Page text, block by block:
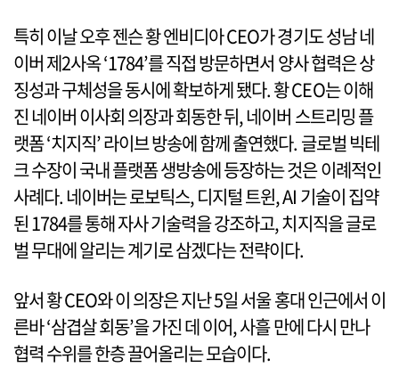
특히 이날 오후 젠슨 황 엔비디아 CEO가 경기도 성남 네
이버 제2사옥 ‘1784’를 직접 방문하면서 양사 협력은 상
징성과 구체성을 동시에 확보하게 됐다. 황 CEO는 이해
진 네이버 이사회 의장과 회동한 뒤, 네이버 스트리밍 플
랫폼 ‘치지직’ 라이브 방송에 함께 출연했다. 글로벌 빅테
크 수장이 국내 플랫폼 생방송에 등장하는 것은 이례적인
사례다. 네이버는 로보틱스, 디지털 트윈, AI 기술이 집약
된 1784를 통해 자사 기술력을 강조하고, 치지직을 글로
벌 무대에 알리는 계기로 삼겠다는 전략이다.
앞서 황 CEO와 이 의장은 지난 5일 서울 홍대 인근에서 이
른바 ‘삼겹살 회동’을 가진 데 이어, 사흘 만에 다시 만나
협력 수위를 한층 끌어올리는 모습이다.